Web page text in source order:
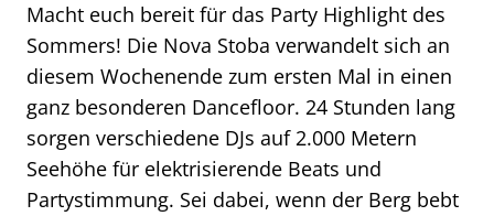
Macht euch bereit für das Party Highlight des
Sommers! Die Nova Stoba verwandelt sich an
diesem Wochenende zum ersten Mal in einen
ganz besonderen Dancefloor. 24 Stunden lang
sorgen verschiedene DJs auf 2.000 Metern
Seehöhe für elektrisierende Beats und
Partystimmung. Sei dabei, wenn der Berg bebt